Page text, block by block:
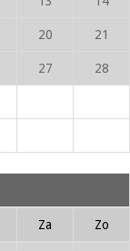
20 21
27 28
Za Zo